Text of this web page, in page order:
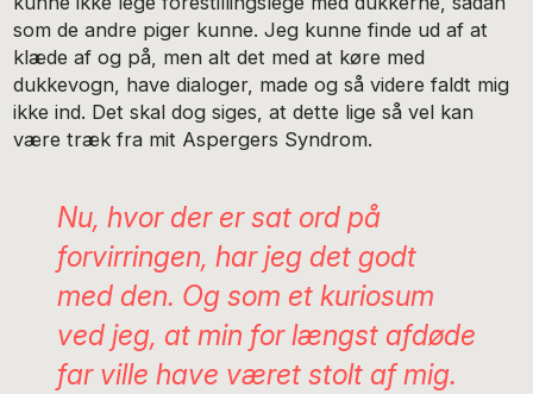
som de andre piger kunne. Jeg kunne finde ud af at
klæde af og på, men alt det med at køre med
dukkevogn, have dialoger, made og så videre faldt mig
ikke ind. Det skal dog siges, at dette lige så vel kan
være træk fra mit Aspergers Syndrom.
Nu, hvor der er sat ord på
forvirringen, har jeg det godt
med den. Og som et kuriosum
ved jeg, at min for længst afdøde
far ville have været stolt af mig.